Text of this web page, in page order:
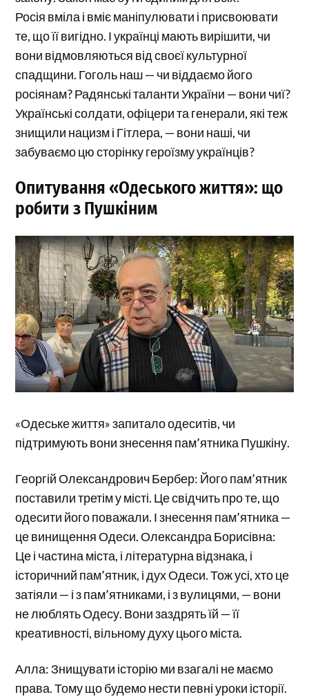
Росія вміла і вміє маніпулювати і присвоювати
те, що її вигідно. І українці мають вирішити, чи
вони відмовляються від своєї культурної
спадщини. Гоголь наш — чи віддаємо його
росіянам? Радянські таланти України — вони чиї?
Українські солдати, офіцери та генерали, які теж
знищили нацизм і Гітлера, — вони наші, чи
забуваємо цю сторінку героїзму українців?
Опитування «Одеського життя»: що
робити з Пушкіним
«Одеське життя» запитало одеситів, чи
підтримують вони знесення пам’ятника Пушкіну.
Георгій Олександрович Бербер: Його пам’ятник
поставили третім у місті. Це свідчить про те, що
одесити його поважали. І знесення пам’ятника —
це винищення Одеси. Олександра Борисівна:
Це і частина міста, і літературна відзнака, і
історичний пам’ятник, і дух Одеси. Тож усі, хто це
затіяли — і з пам’ятниками, і з вулицями, — вони
не люблять Одесу. Вони заздрять їй — її
креативності, вільному духу цього міста.
Алла: Знищувати історію ми взагалі не маємо
права. Тому що будемо нести певні уроки історії.